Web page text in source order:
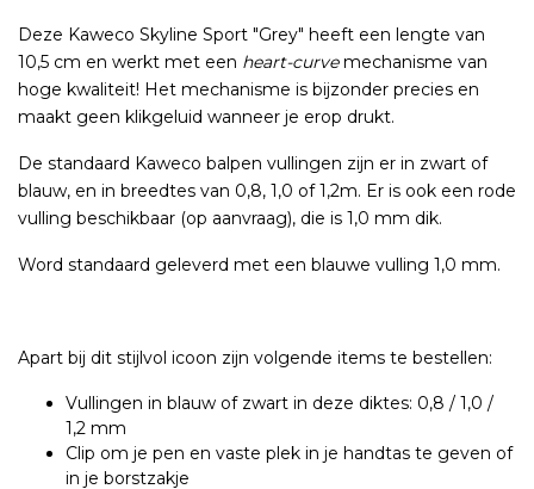
Deze Kaweco Skyline Sport "Grey" heeft een lengte van
10,5 cm en werkt met een heart-curvemechanisme van
hoge kwaliteit! Het mechanisme is bijzonder precies en
maakt geen klikgeluid wanneer je erop drukt.
De standaard Kaweco balpen vullingen zijn er in zwart of
blauw, en in breedtes van 0,8, 1,0 of 1,2m. Er is ook een rode
vulling beschikbaar (op aanvraag), die is 1,0 mm dik.
Word standaard geleverd met een blauwe vulling 1,0 mm.
Apart bij dit stijlvol icoon zijn volgende items te bestellen:
Vullingen in blauw of zwart in deze diktes: 0,8 / 1,0 /
1,2 mm
Clip om je pen en vaste plek in je handtas te geven of
in je borstzakje